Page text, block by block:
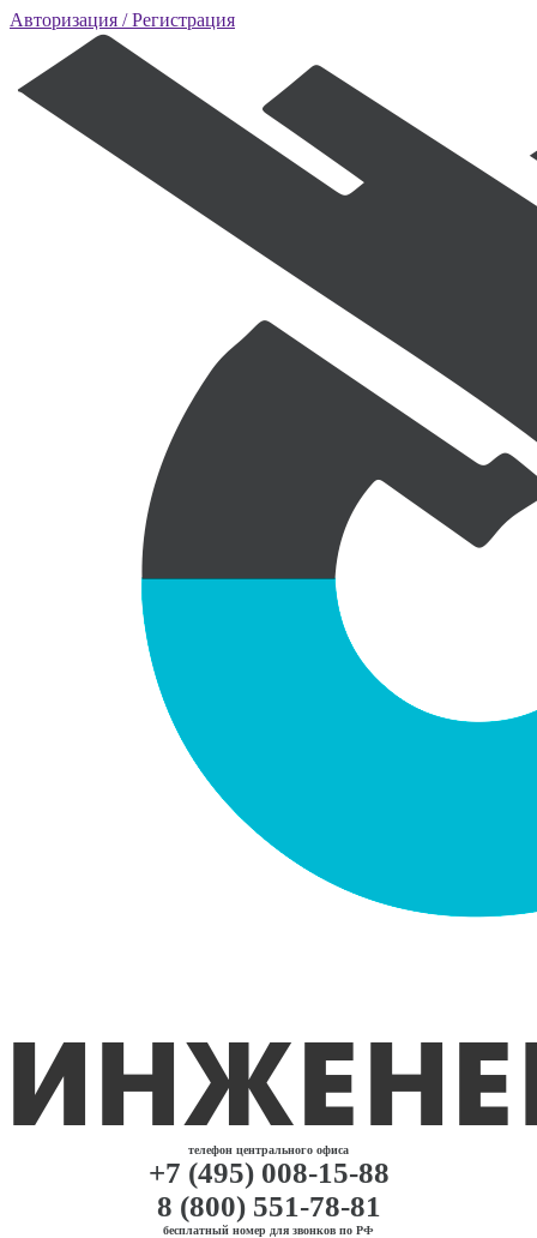
Авторизация / Регистрация
телефон центрального офиса
+7 (495) 008-15-88
8 (800) 551-78-81
бесплатный номер для звонков по РФ